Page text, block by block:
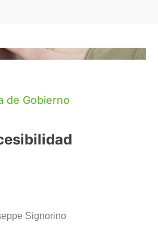
de Gobierno
Signorino